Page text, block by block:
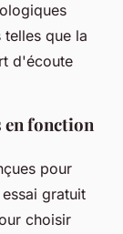
que la
d'écoute
en fonction
pour
gratuit
choisir